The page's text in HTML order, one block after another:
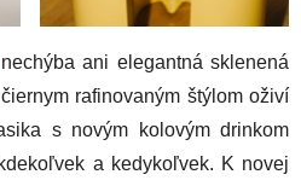
nechýba ani elegantná sklenená
rafinovaným štýlom oživí
s novým kolovým drinkom
a kedykoľvek. K novej